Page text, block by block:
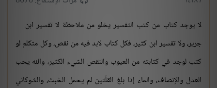
لا يوجد كتاب من كتب التفسير يخلو من ملاحظة لا تفسير ابن
جرير، ولا تفسير ابن كثير، فكل كتاب لابد فيه من نقص، وكل متكلم لو
كتب لوجد في كتابته من العيوب والنقص الشيء الكثير، والله يحب
العدل والإنصاف، والماء إذا بلغ القلّتين لم يحمل الخبث، والشوكاني